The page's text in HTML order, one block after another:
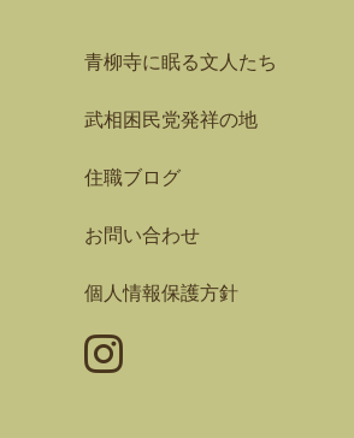
青柳寺に眠る文人たち
武相困民党発祥の地
住職ブログ
お問い合わせ
個人情報保護方針
Instagram